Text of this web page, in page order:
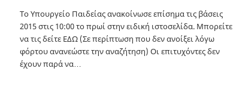
Το Υπουργείο Παιδείας ανακοίνωσε επίσημα τις βάσεις
2015 στις 10:00 το πρωί στην ειδική ιστοσελίδα. Μπορείτε
να τις δείτε ΕΔΩ (Σε περίπτωση που δεν ανοίξει λόγω
φόρτου ανανεώστε την αναζήτηση) Οι επιτυχόντες δεν
έχουν παρά να…